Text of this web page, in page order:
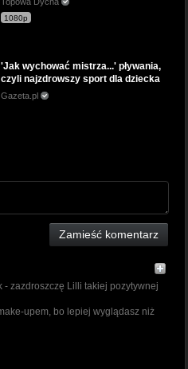
1080p
'Jak wychować mistrza...' pływania,
czyli najzdrowszy sport dla dziecka
Gazeta.pl
Zamieść komentarz
- zazdroszczę Lilli takiej pozytywnej
upem, bo lepiej wyglądasz niż